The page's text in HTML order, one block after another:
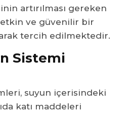
artırılması gereken
ve güvenilir bir
tercih edilmektedir.
Sistemi
suyun içerisindeki
katı maddeleri